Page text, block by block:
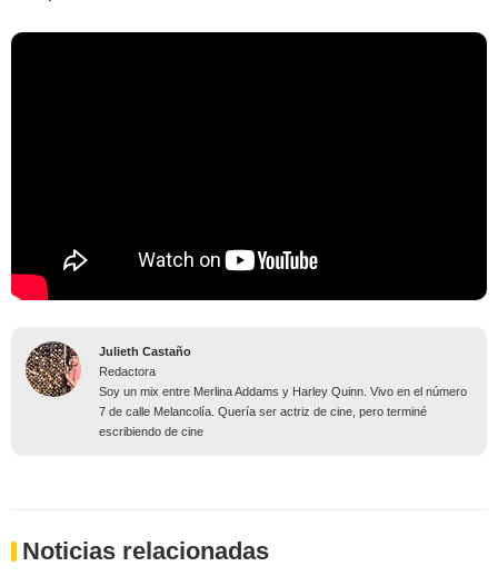
Julieth Castaño
Redactora
Soy un mix entre Merlina Addams y Harley Quinn. Vivo en el número
7 de calle Melancolía. Quería ser actriz de cine, pero terminé
escribiendo de cine
Noticias relacionadas